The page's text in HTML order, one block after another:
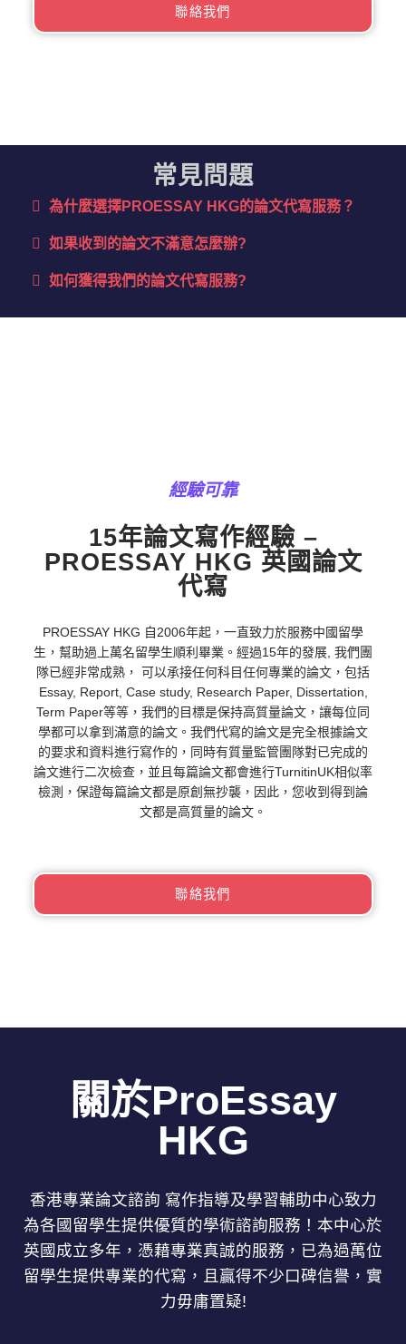
聯絡我們
常見問題
為什麼選擇PROESSAY HKG的論文代寫服務？​
如果收到的論文不滿意怎麼辦?
如何獲得我們的論文代寫服務?
經驗可靠
15年論文寫作經驗 –
PROESSAY HKG 英國論文
代寫
PROESSAY HKG 自2006年起，一直致力於服務中國留學
生，幫助過上萬名留學生順利畢業。經過15年的發展, 我們團
隊已經非常成熟， 可以承接任何科目任何專業的論文，包括
Essay, Report, Case study, Research Paper, Dissertation,
Term Paper等等，我們的目標是保持高質量論文，讓每位同
學都可以拿到滿意的論文。我們代寫的論文是完全根據論文
的要求和資料進行寫作的，同時有質量監管團隊對已完成的
論文進行二次檢查，並且每篇論文都會進行TurnitinUK相似率
檢測，保證每篇論文都是原創無抄襲，因此，您收到得到論
文都是高質量的論文。
聯絡我們
關於ProEssay
HKG
香港專業論文諮詢 寫作指導及學習輔助中心致力
為各國留學生提供優質的學術諮詢服務！本中心於
英國成立多年，憑藉專業真誠的服務，已為過萬位
留學生提供專業的代寫，且贏得不少口碑信譽，實
力毋庸置疑!